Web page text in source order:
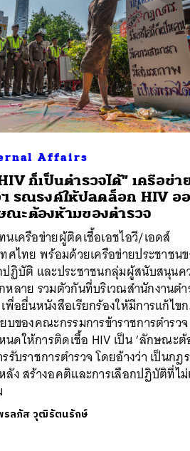
Affairs
ก็เป็นตำรวจได้” เครือข่
ฯ รณรงค์ให้ปลดล็อก HIV อ
ณะต้องห้ามของตำรวจ
นเครือข่ายผู้ติดเชื้อเอชไอวี/เอดส์
ศไทย พร้อมด้วยเครือข่ายประชาชน
ปฏิบัติ และประชาชนกลุ่มผู้สนับสนุนค
หลาย รวมตัวกันที่บริเวณสำนักงานต
พื่อยื่นหนังสือเรียกร้องให้มีการแก้ไข
บของคณะกรรมการข้าราชการตำรว
ดให้การติดเชื้อ HIV เป็น ‘ลักษณะต้
รับราชการตำรวจ โดยอ้างว่า เป็นกฎ
ลัง สร้างอคติและการเลือกปฏิบัติที่ไม่
รลภัส วุฒิรัตนรักษ์